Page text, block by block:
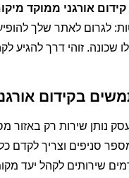
לגרום לאתר שלך להופיע
שכונה. זוהי דרך להגיע
בקידום
נותן שירות רק באזור
סניפים וצריך לקדם
שירותים לקהל יעד